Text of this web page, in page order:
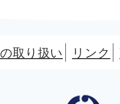
取り扱い リンク